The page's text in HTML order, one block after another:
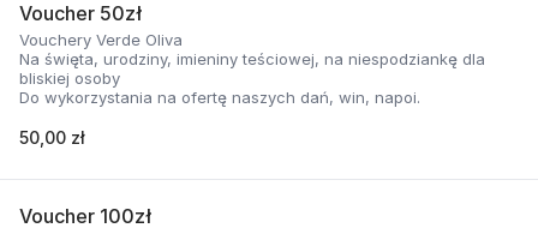
Voucher 50zł
Vouchery Verde Oliva
Na święta, urodziny, imieniny teściowej, na niespodziankę dla
bliskiej osoby
Do wykorzystania na ofertę naszych dań, win, napoi.
50,00 zł
Voucher 100zł